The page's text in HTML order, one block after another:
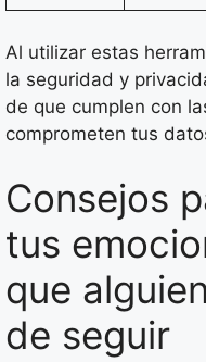
Al utilizar estas
la seguridad y
de que cumplen con
comprometen tus
Consejos
tus
que
de seguir